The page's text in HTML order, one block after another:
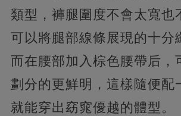
類型，褲腿圍度不會太寬也
可以將腿部線條展現的十分
而在腰部加入棕色腰帶后，
劃分的更鮮明，這樣隨便配
就能穿出窈窕優越的體型。